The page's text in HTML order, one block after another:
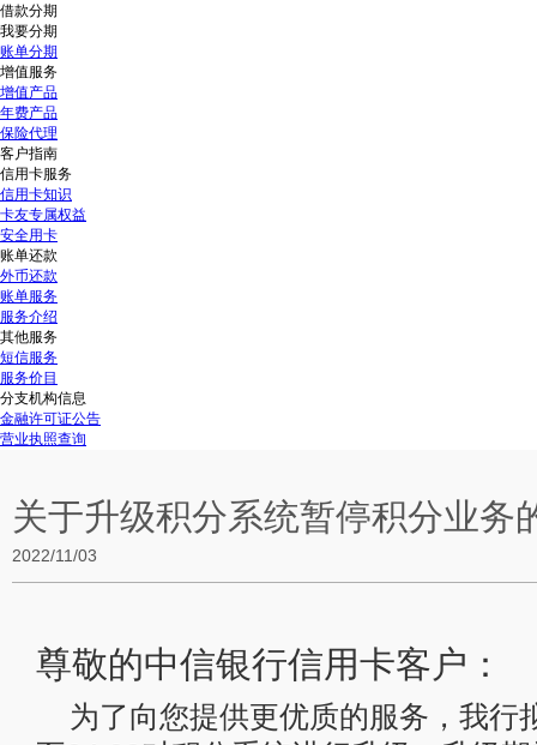
借款分期
我要分期
账单分期
增值服务
增值产品
年费产品
保险代理
客户指南
信用卡服务
信用卡知识
卡友专属权益
安全用卡
账单还款
外币还款
账单服务
服务介绍
其他服务
短信服务
服务价目
分支机构信息
金融许可证公告
营业执照查询
关于升级积分系统暂停积分业务
2022/11/03
尊敬的中信银行信用卡客户：
为了向您提供更优质的服务，我行